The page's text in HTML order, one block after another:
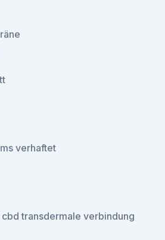
verhaftet
transdermale verbindung